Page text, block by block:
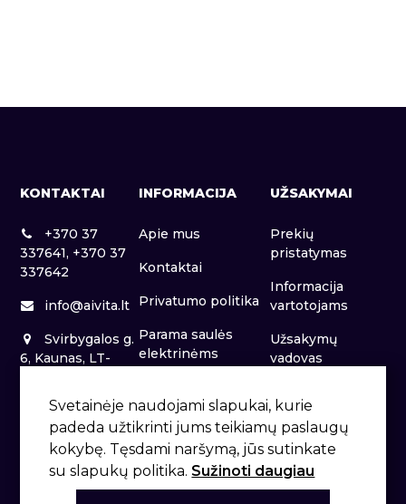
KONTAKTAI
+370 37
337641, +370 37
337642
info@aivita.lt
Svirbygalos g.
6, Kaunas, LT-
INFORMACIJA
Apie mus
Kontaktai
Privatumo politika
Parama saulės
elektrinėms
UŽSAKYMAI
Prekių
pristatymas
Informacija
vartotojams
Užsakymų
vadovas
Svetainėje naudojami slapukai, kurie
padeda užtikrinti jums teikiamų paslaugų
kokybę. Tęsdami naršymą, jūs sutinkate
su slapukų politika. Sužinoti daugiau